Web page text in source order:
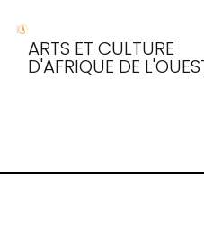
ARTS ET CULTURE
D'AFRIQUE DE